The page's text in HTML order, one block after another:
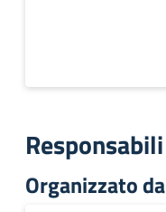
Responsabili
Organizzato da